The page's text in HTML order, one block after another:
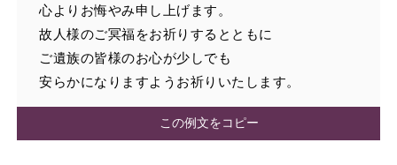
心よりお悔やみ申し上げます。
故人様のご冥福をお祈りするとともに
ご遺族の皆様のお心が少しでも
安らかになりますようお祈りいたします。
この例文をコピー